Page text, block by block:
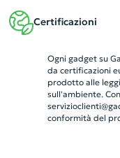
Certificazioni
Ogni gadget su
da certificazioni
prodotto alle
sull'ambiente.
conformità del